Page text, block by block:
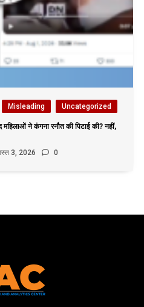
Misleading Uncategorized
ने कंगना रनौत की पिटाई की? नहीं,
3, 2026 0